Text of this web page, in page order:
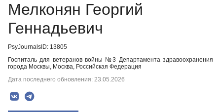
Мелконян Георгий
Геннадьевич
PsyJournalsID: 13805
Госпиталь для ветеранов войны №3 Департамента здравоохранения
города Москвы, Москва, Российская Федерация
Дата последнего обновления: 23.05.2026